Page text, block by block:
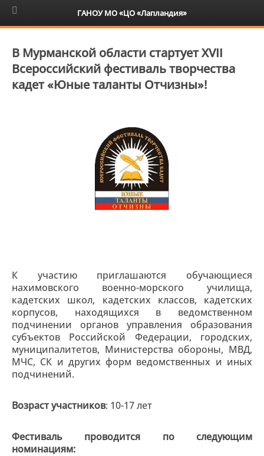
6+
В Мурманской области стартует XVII
Всероссийский фестиваль творчества
кадет «Юные таланты Отчизны»!
К участию приглашаются обучающиеся
нахимовского военно-морского училища,
кадетских школ, кадетских классов, кадетских
корпусов, находящихся в ведомственном
подчинении органов управления образования
субъектов Российской Федерации, городских,
муниципалитетов, Министерства обороны, МВД,
МЧС, СК и других форм ведомственных и иных
подчинений.
Возраст участников: 10-17 лет
Фестиваль проводится по следующим
номинациям:
ГАНОУ МО «ЦО «Лапландия»